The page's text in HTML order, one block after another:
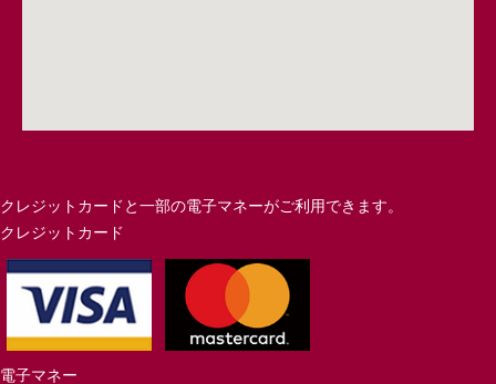
クレジットカードと一部の電子マネーがご利用できます。
クレジットカード
電子マネー